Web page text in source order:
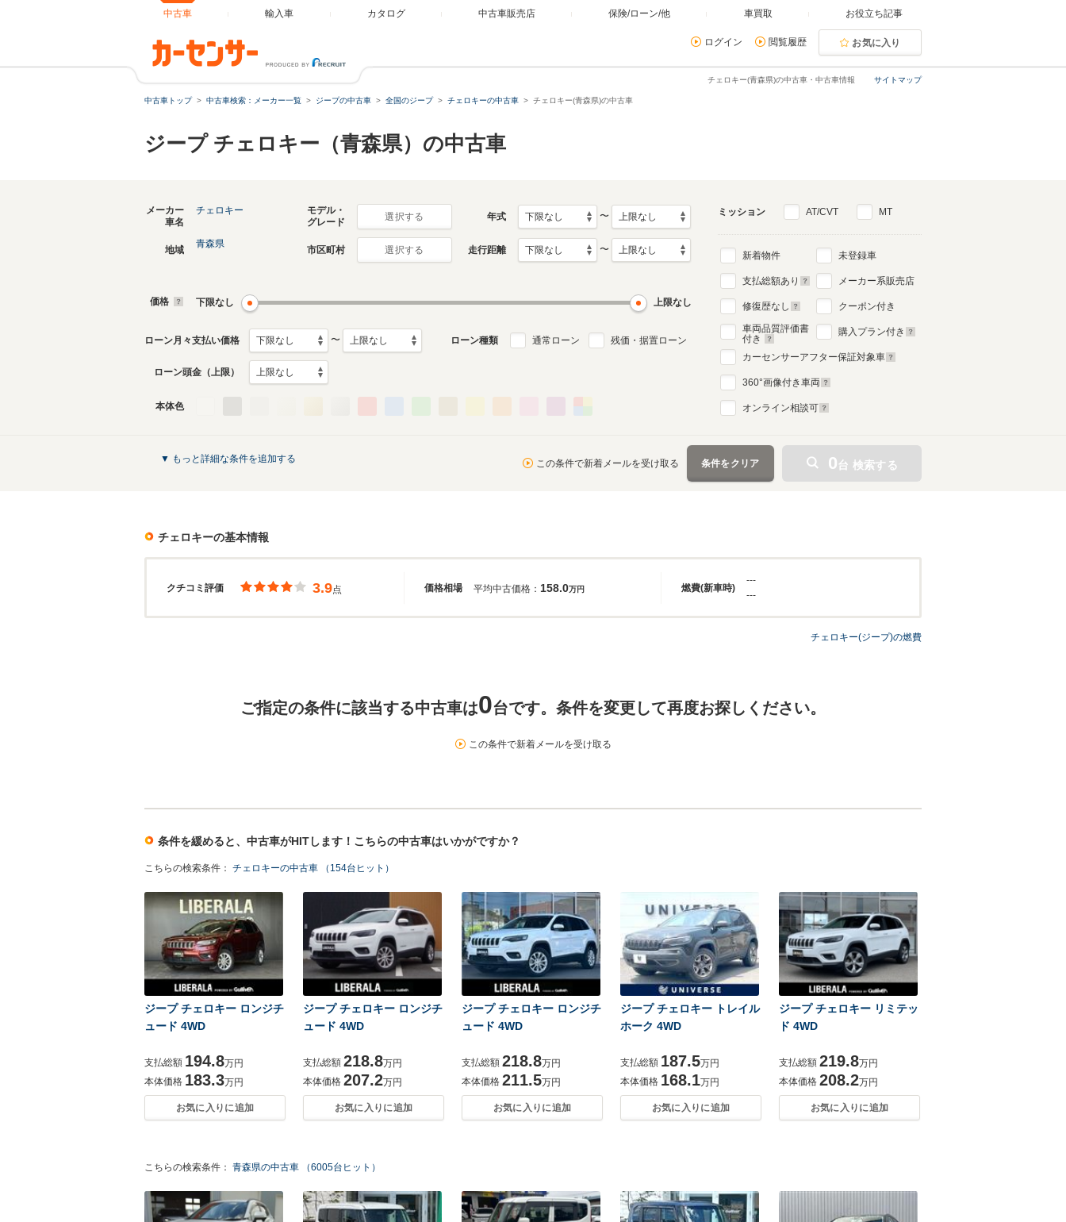
中古車 輸入車 カタログ 中古車販売店 保険/ローン/他 車買取 お役立ち記事
ログイン 閲覧履歴 お気に入り
サイトマップ
チェロキー(青森県)の中古車・中古車情報
中古車トップ 中古車検索：メーカー一覧 ジープの中古車 全国のジープ チェロキーの中古車 チェロキー(青森県)の中古車
ジープ チェロキー（青森県）の中古車
メーカー
車名
チェロキー
モデル・
グレード
選択する 年式 〜
地域
青森県
市区町村 選択する 走行距離 〜
価格 下限なし 上限なし
ローン月々支払い価格 〜 ローン種類 通常ローン 残価・据置ローン
ローン頭金（上限）
本体色
ミッション AT/CVT MT
新着物件
支払総額あり
修復歴なし
車両品質評価書
付き
未登録車
メーカー系販売店
クーポン付き
購入プラン付き
カーセンサーアフター保証対象車
360°画像付き車両
オンライン相談可
▼ もっと詳細な条件を追加する この条件で新着メールを受け取る 条件をクリア 0台 検索する
チェロキーの基本情報
クチコミ評価 価格相場 燃費(新車時)
3.9点 平均中古価格： 158.0万円
---
---
チェロキー(ジープ)の燃費
ご指定の条件に該当する中古車は0台です。条件を変更して再度お探しください。
この条件で新着メールを受け取る
条件を緩めると、中古車がHITします！こちらの中古車はいかがですか？
こちらの検索条件： チェロキーの中古車 （154台ヒット）
ジープ チェロキー ロンジチ
ュード 4WD
支払総額 194.8万円
本体価格 183.3万円
お気に入りに追加
ジープ チェロキー ロンジチ
ュード 4WD
支払総額 218.8万円
本体価格 207.2万円
お気に入りに追加
ジープ チェロキー ロンジチ
ュード 4WD
支払総額 218.8万円
本体価格 211.5万円
お気に入りに追加
ジープ チェロキー トレイル
ホーク 4WD
支払総額 187.5万円
本体価格 168.1万円
お気に入りに追加
ジープ チェロキー リミテッ
ド 4WD
支払総額 219.8万円
本体価格 208.2万円
お気に入りに追加
こちらの検索条件： 青森県の中古車 （6005台ヒット）